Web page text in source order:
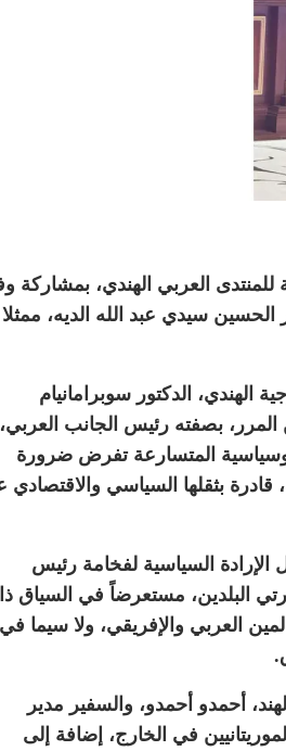
للمنتدى العربي الهندي، بمشاركة
الحسين سيدي عبد الله الديه، ممثلا
الهندي، الدكتور سوبرامانيام
المرر، بصفته رئيس الجانب العربي،
المتسارعة تفرض ضرورة
قادرة بثقلها السياسي والاقتصادي
الإرادة السياسية لفخامة رئيس
البلدين، مستعرضاً في السياق
العربي والإفريقي، ولا سيما في
أحمدو أحمدو، والسفير مدير
في الخارج، إضافة إلى